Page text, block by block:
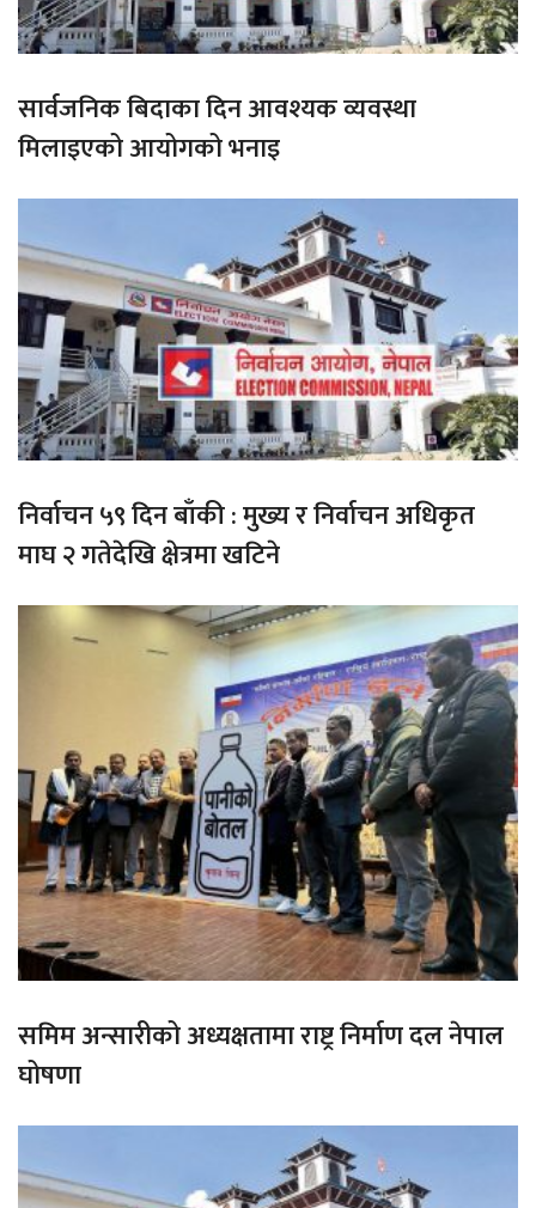
सार्वजनिक बिदाका दिन आवश्यक व्यवस्था
मिलाइएको आयोगको भनाइ
निर्वाचन ५९ दिन बाँकी : मुख्य र निर्वाचन अधिकृत
माघ २ गतेदेखि क्षेत्रमा खटिने
समिम अन्सारीको अध्यक्षतामा राष्ट्र निर्माण दल नेपाल
घोषणा